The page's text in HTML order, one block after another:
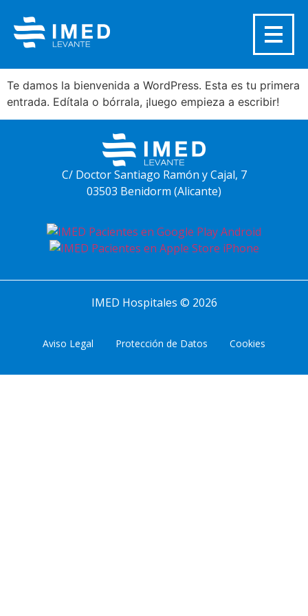
¡Hola, mundo!
Te damos la bienvenida a WordPress. Esta es tu primera
entrada. Edítala o bórrala, ¡luego empieza a escribir!
C/ Doctor Santiago Ramón y Cajal, 7
03503 Benidorm (Alicante)
IMED Hospitales © 2026
Aviso Legal Protección de Datos Cookies